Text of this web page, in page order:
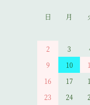
日 月
2
3
9
10
16
17
23
24